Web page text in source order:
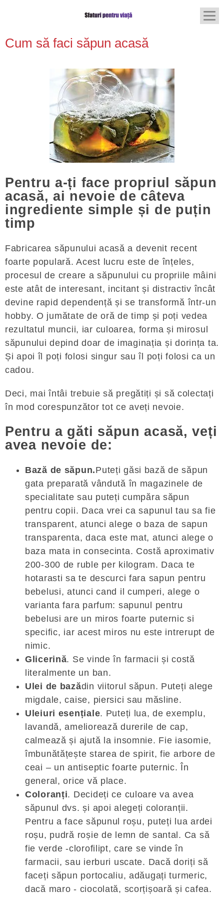
Cum să faci săpun acasă
Pentru a-ți face propriul săpun
acasă, ai nevoie de câteva
ingrediente simple și de puțin
timp
Fabricarea săpunului acasă a devenit recent
foarte populară. Acest lucru este de înțeles,
procesul de creare a săpunului cu propriile mâini
este atât de interesant, incitant și distractiv încât
devine rapid dependență și se transformă într-un
hobby. O jumătate de oră de timp și poți vedea
rezultatul muncii, iar culoarea, forma și mirosul
săpunului depind doar de imaginația și dorința ta.
Și apoi îl poți folosi singur sau îl poți folosi ca un
cadou.
Deci, mai întâi trebuie să pregătiți și să colectați
în mod corespunzător tot ce aveți nevoie.
Pentru a găti săpun acasă, veți
avea nevoie de:
Bază de săpun.Puteți găsi bază de săpun
gata preparată vândută în magazinele de
specialitate sau puteți cumpăra săpun
pentru copii. Daca vrei ca sapunul tau sa fie
transparent, atunci alege o baza de sapun
transparenta, daca este mat, atunci alege o
baza mata in consecinta. Costă aproximativ
200-300 de ruble per kilogram. Daca te
hotarasti sa te descurci fara sapun pentru
bebelusi, atunci cand il cumperi, alege o
varianta fara parfum: sapunul pentru
bebelusi are un miros foarte puternic si
specific, iar acest miros nu este intrerupt de
nimic.
Glicerină. Se vinde în farmacii și costă
literalmente un ban.
Ulei de bazădin viitorul săpun. Puteți alege
migdale, caise, piersici sau măsline.
Uleiuri esențiale. Puteți lua, de exemplu,
lavandă, ameliorează durerile de cap,
calmează și ajută la insomnie. Fie iasomie,
îmbunătățește starea de spirit, fie arbore de
ceai – un antiseptic foarte puternic. În
general, orice vă place.
Coloranți. Decideți ce culoare va avea
săpunul dvs. și apoi alegeți coloranții.
Pentru a face săpunul roșu, puteți lua ardei
roșu, pudră roșie de lemn de santal. Ca să
fie verde -clorofilipt, care se vinde în
farmacii, sau ierburi uscate. Dacă doriți să
faceți săpun portocaliu, adăugați turmeric,
dacă maro - ciocolată, scorțișoară și cafea.